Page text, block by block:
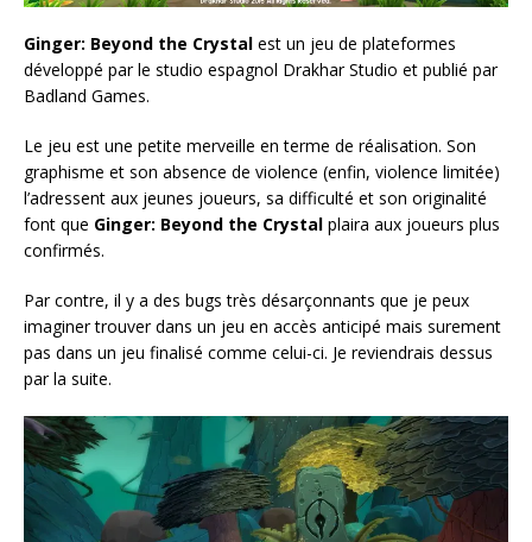
Ginger: Beyond the Crystal est un jeu de plateformes
développé par le studio espagnol Drakhar Studio et publié par
Badland Games.
Le jeu est une petite merveille en terme de réalisation. Son
graphisme et son absence de violence (enfin, violence limitée)
l’adressent aux jeunes joueurs, sa difficulté et son originalité
font que Ginger: Beyond the Crystal plaira aux joueurs plus
confirmés.
Par contre, il y a des bugs très désarçonnants que je peux
imaginer trouver dans un jeu en accès anticipé mais surement
pas dans un jeu finalisé comme celui-ci. Je reviendrais dessus
par la suite.